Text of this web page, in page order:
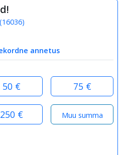
(16036)
annetus
50 € 75 €
250 €